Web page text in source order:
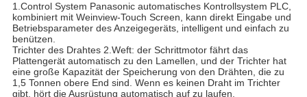
1.Control System Panasonic automatisches Kontrollsystem PLC,
kombiniert mit Weinview-Touch Screen, kann direkt Eingabe und
Betriebsparameter des Anzeigegeräts, intelligent und einfach zu
benützen.
Trichter des Drahtes 2.Weft: der Schrittmotor fährt das
Plattengerät automatisch zu den Lamellen, und der Trichter hat
eine große Kapazität der Speicherung von den Drähten, die zu
1,5 Tonnen obere End sind. Wenn es keinen Draht im Trichter
gibt, hört die Ausrüstung automatisch auf zu laufen.